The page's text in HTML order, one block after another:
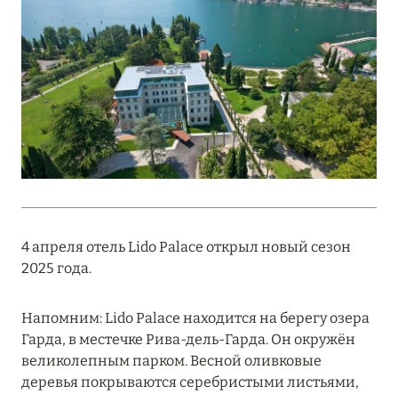
18 мая 2026
THE ST. REGIS MALDIVES VOMMULI:
МАНИФЕСТ ЭСТЕТИКИ В САМОМ СЕРДЦЕ
ОКЕАНА
Подробнее
ПОЛНАЯ ПЕРЕЗАГРУЗКА: JUMEIRAH BALI,
Подробнее
20 марта 2026
4 апреля отель Lido Palace открыл новый сезон
2025 года.
Напомним: Lido Palace находится на берегу озера
Гарда, в местечке Рива-дель-Гарда. Он окружён
великолепным парком. Весной оливковые
деревья покрываются серебристыми листьями,